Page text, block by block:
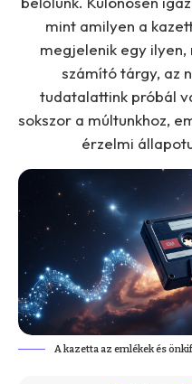
mint amilyen a
megjelenik egy
számító tárgy, az
tudatalattink próbál
sokszor a múltunkhoz,
érzelmi
A kazetta az emlékek és